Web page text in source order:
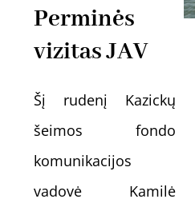
Perminės
vizitas JAV
Šį rudenį Kazickų
šeimos fondo
komunikacijos
vadovė Kamilė